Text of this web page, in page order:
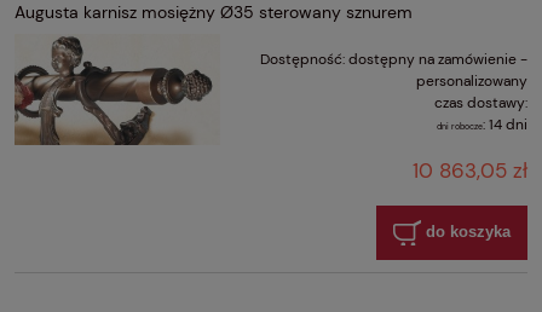
Augusta karnisz mosiężny Ø35 sterowany sznurem
Dostępność:dostępny na zamówienie -
personalizowany
czas dostawy:
dni robocze:14 dni
10 863,05 zł
do koszyka